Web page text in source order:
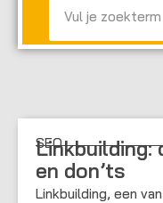
SEO
Linkbuilding:
en don’ts
Linkbuilding, een